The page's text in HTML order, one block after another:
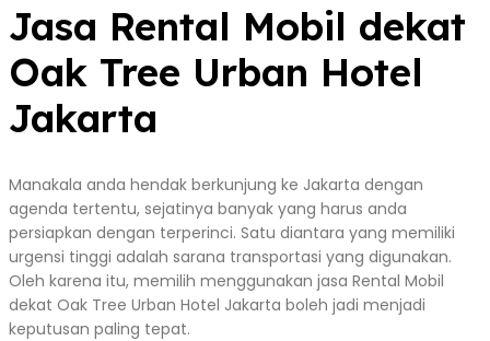
Jasa Rental Mobil dekat
Oak Tree Urban Hotel
Jakarta
Manakala anda hendak berkunjung ke Jakarta dengan
agenda tertentu, sejatinya banyak yang harus anda
persiapkan dengan terperinci. Satu diantara yang memiliki
urgensi tinggi adalah sarana transportasi yang digunakan.
Oleh karena itu, memilih menggunakan jasa Rental Mobil
dekat Oak Tree Urban Hotel Jakarta boleh jadi menjadi
keputusan paling tepat.